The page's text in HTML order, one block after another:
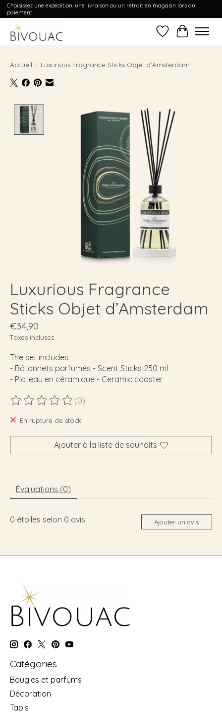
Choisissez une expédition, une livraison ou un retrait en magasin lors du
paiement
Liste dePanier
Accueil / Luxurious Fragrance Sticks Objet d’Amsterdam
Product image slideshow Items
Luxurious Fragrance
Sticks Objet d’Amsterdam
€34,90
Taxes incluses
The set includes:
- Bâtonnets parfumés - Scent Sticks 250 ml
- Plateau en céramique - Ceramic coaster
Ce produit est évalué à
(0)
En rupture de stock
Ajouter à la liste de souhaits
Évaluations (0)
0 étoiles selon 0 avis Ajouter un avis
Catégories
Bougies et parfums
Décoration
Tapis